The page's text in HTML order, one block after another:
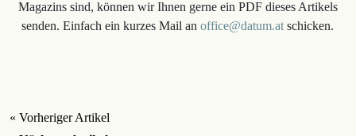
Magazins sind, können wir Ihnen gerne ein PDF dieses Artikels
senden. Einfach ein kurzes Mail anoffice@datum.at schicken.
« Vorheriger Artikel